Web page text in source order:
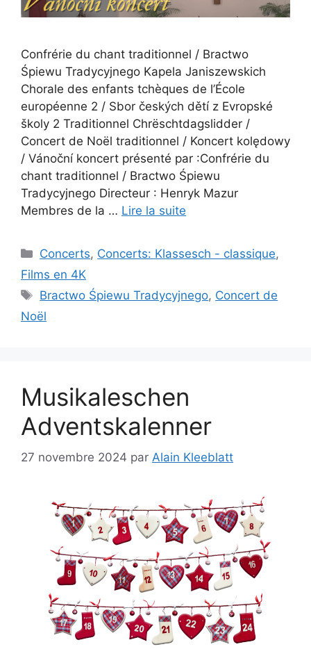
Confrérie du chant traditionnel / Bractwo
Śpiewu Tradycyjnego Kapela Janiszewskich
Chorale des enfants tchèques de l’École
européenne 2 / Sbor českých dětí z Evropské
školy 2 Traditionnel Chrëschtdagslidder /
Concert de Noël traditionnel / Koncert kolędowy
/ Vánoční koncert présenté par :Confrérie du
chant traditionnel / Bractwo Śpiewu
Tradycyjnego Directeur : Henryk Mazur
Membres de la … Lire la suite
Catégories
Concerts, Concerts: Klassesch - classique,
Films en 4K
Étiquettes
Bractwo Śpiewu Tradycyjnego, Concert de
Noël
Musikaleschen
Adventskalenner
27 novembre 2024 par Alain Kleeblatt